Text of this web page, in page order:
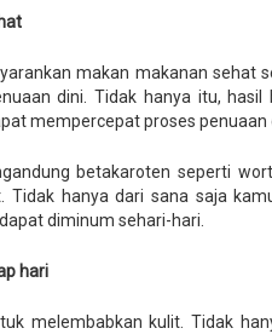
makan makanan sehat
dini. Tidak hanya itu,
mempercepat proses penuaan
betakaroten seperti
Tidak hanya dari sana saja
diminum sehari-hari.
hari
melembabkan kulit. Tidak